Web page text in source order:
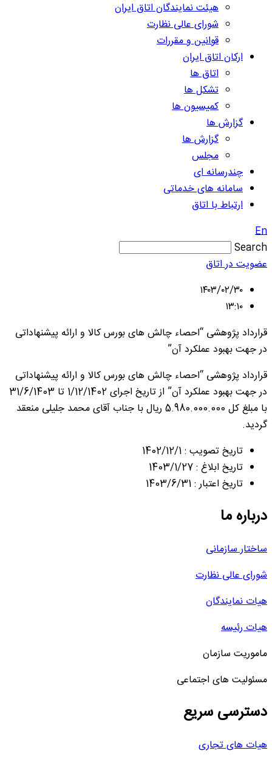
هیئت نمایندگان اتاق ایران
شورای عالی نظارت
قوانین و مقررات
ارکان اتاق ایران
اتاق ها
تشکل ها
کمیسیون ها
گزارش ها
گزارش ها
مجلس
چندرسانه ای
سامانه های خدماتی
ارتباط با اتاق
En
Search
عضویت در اتاق
۱۴۰۳/۰۲/۳۰
۱۳:۱۰
قرارداد پژوهشی “احصاء چالش های بورس کالا و ارائه پیشنهاداتی
در جهت بهبود عملکرد آن”
قرارداد پژوهشی “احصاء چالش های بورس کالا و ارائه پیشنهاداتی
در جهت بهبود عملکرد آن” از تاریخ اجرای 1/12/1402 تا 31/6/1403
با مبلغ کل 5.980.000.000 ریال با جناب آقای محمد جلیلی منعقد
گردید.
تاریخ تصویب : 1402/12/1
تاریخ ابلاغ : 1403/1/27
تاریخ اعتبار : 1403/6/31
درباره ما
ساختار سازمانی
شورای عالی نظارت
هیات نمایندگان
هیات رئیسه
ماموریت سازمان
مسئولیت های اجتماعی
دسترسی سریع
هیات های تجاری